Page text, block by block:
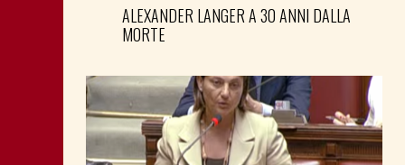
ALEXANDER LANGER A 30 ANNI DALLA
MORTE